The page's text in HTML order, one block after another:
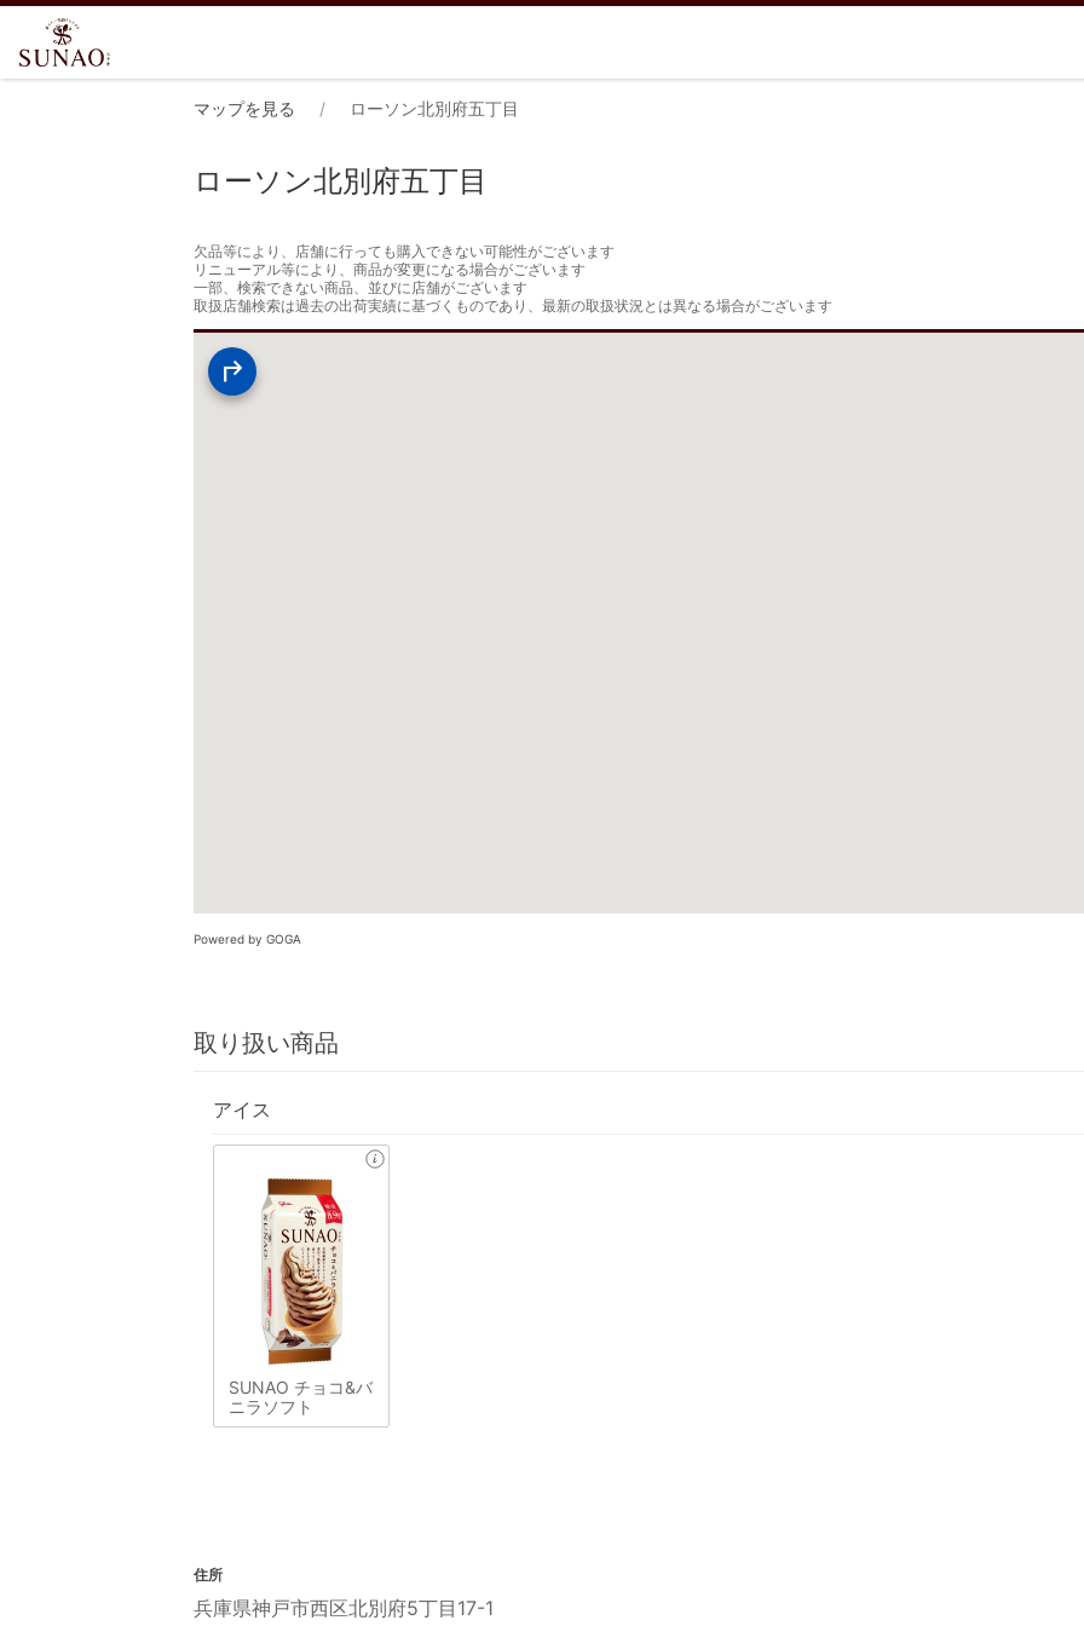
マップを見る ローソン北別府五丁目
ローソン北別府五丁目
欠品等により、店舗に行っても購入できない可能性がございます
リニューアル等により、商品が変更になる場合がございます
一部、検索できない商品、並びに店舗がございます
取扱店舗検索は過去の出荷実績に基づくものであり、最新の取扱状況とは異なる場合がございます
Powered by GOGA
取り扱い商品
アイス
SUNAO チョコ&バ
ニラソフト
住所
兵庫県神戸市西区北別府5丁目17-1